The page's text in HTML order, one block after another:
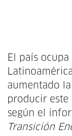
El país
aumentado
producir este
según el
Transición